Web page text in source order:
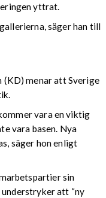
yttrat.
säger han till
(KD) menar att Sverige
vara en viktig
vara basen. Nya
säger hon enligt
sin
att “ny